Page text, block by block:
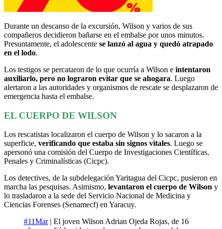
Durante un descanso de la excursión, Wilson y varios de sus
compañeros decidieron bañarse en el embalse por unos minutos.
Presuntamente, el adolescente se lanzó al agua y quedó atrapado
en el lodo.
Los testigos se percataron de lo que ocurría a Wilson e intentaron
auxiliarlo, pero no lograron evitar que se ahogara. Luego
alertaron a las autoridades y organismos de rescate se desplazaron de
emergencia hasta el embalse.
EL CUERPO DE WILSON
Los rescatistas localizaron el cuerpo de Wilson y lo sacaron a la
superficie, verificando que estaba sin signos vitales. Luego se
apersonó una comisión del Cuerpo de Investigaciones Científicas,
Penales y Criminalísticas (Cicpc).
Los detectives, de la subdelegación Yaritagua del Cicpc, pusieron en
marcha las pesquisas. Asimismo, levantaron el cuerpo de Wilson y
lo trasladaron a la sede del Servicio Nacional de Medicina y
Ciencias Forenses (Senamecf) en Yaracuy.
#11Mar| El joven Wilson Adrian Ojeda Rojas, de 16